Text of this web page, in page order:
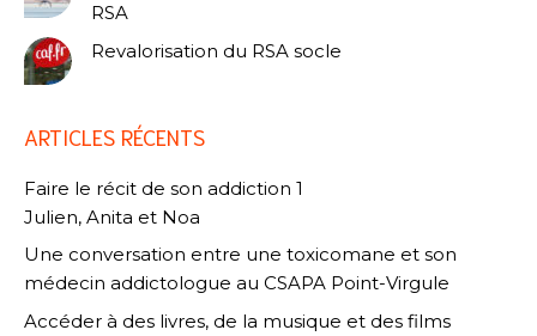
RSA
Revalorisation du RSA socle
ARTICLES RÉCENTS
Faire le récit de son addiction 1
Julien, Anita et Noa
Une conversation entre une toxicomane et son
médecin addictologue au CSAPA Point-Virgule
Accéder à des livres, de la musique et des films